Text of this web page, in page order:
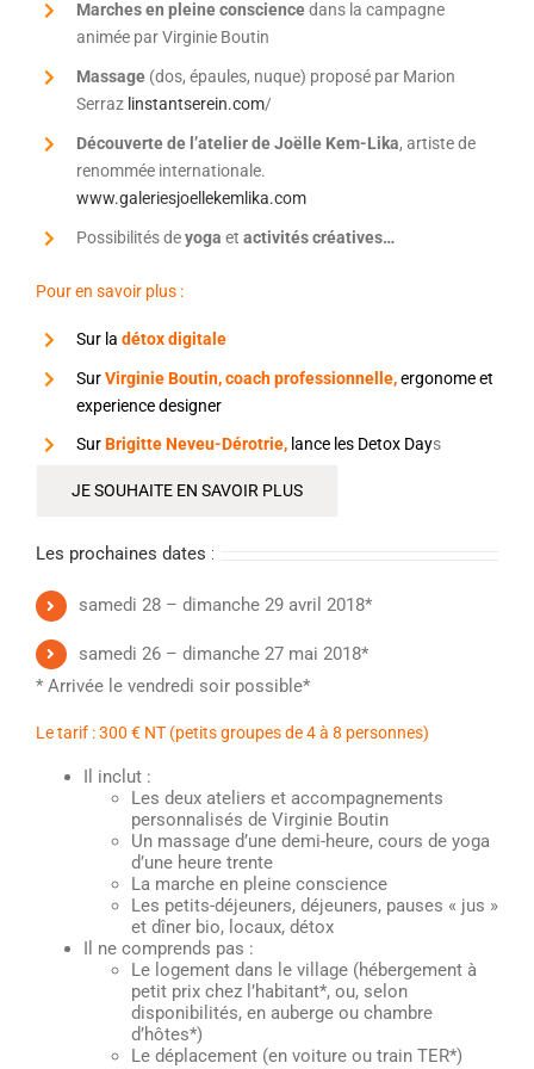
Marches en pleine consciencedans la campagne
animée par Virginie Boutin
Massage(dos, épaules, nuque) proposé par Marion
Serraz linstantserein.com/
Découverte de l’atelier de Joëlle Kem-Lika, artiste de
renommée internationale.
www.galeriesjoellekemlika.com
Possibilités deyoga et activités créatives…
Pour en savoir plus :
Sur la détox digitale
Sur Virginie Boutin, coach professionnelle,ergonome et
experience designer
Sur Brigitte Neveu-Dérotrie, lance les Detox Days
JE SOUHAITE EN SAVOIR PLUS
Les prochaines dates :
samedi 28 – dimanche 29 avril 2018*
samedi 26 – dimanche 27 mai 2018*
* Arrivée le vendredi soir possible*
Le tarif : 300 € NT (petits groupes de 4 à 8 personnes)
Il inclut :
Les deux ateliers et accompagnements
personnalisés de Virginie Boutin
Un massage d’une demi-heure, cours de yoga
d’une heure trente
La marche en pleine conscience
Les petits-déjeuners, déjeuners, pauses « jus »
et dîner bio, locaux, détox
Il ne comprends pas :
Le logement dans le village (hébergement à
petit prix chez l’habitant*, ou, selon
disponibilités, en auberge ou chambre
d’hôtes*)
Le déplacement (en voiture ou train TER*)